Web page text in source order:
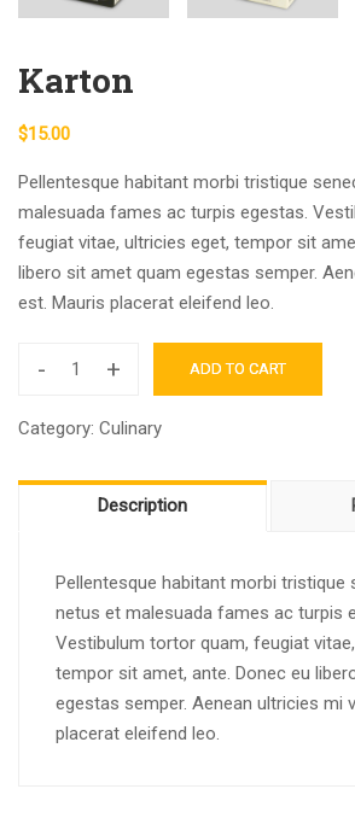
Karton
$15.00
Pellentesque habitant morbi tristique
malesuada fames ac turpis egestas.
feugiat vitae, ultricies eget, tempor sit
libero sit amet quam egestas semper.
est. Mauris placerat eleifend leo.
-
Karton
+ ADD TO CART
Category: Culinary
Description
Pellentesque habitant morbi tristique
netus et malesuada fames ac turpis
Vestibulum tortor quam, feugiat
tempor sit amet, ante. Donec eu
egestas semper. Aenean ultricies mi
placerat eleifend leo.